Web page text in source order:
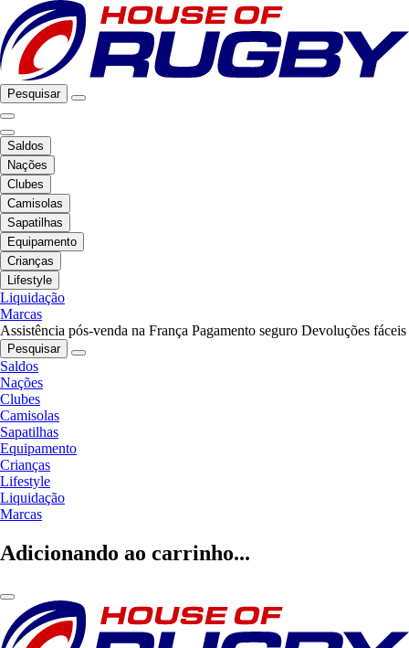
Pesquisar
Saldos
Nações
Clubes
Camisolas
Sapatilhas
Equipamento
Crianças
Lifestyle
Liquidação
Marcas
Assistência pós-venda na França Pagamento seguro Devoluções fáceis
Pesquisar
Saldos
Nações
Clubes
Camisolas
Sapatilhas
Equipamento
Crianças
Lifestyle
Liquidação
Marcas
Adicionando ao carrinho...